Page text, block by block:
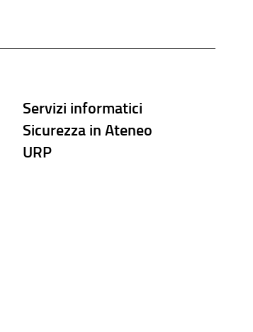
Servizi informatici
Sicurezza in Ateneo
URP